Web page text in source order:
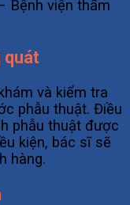
quát
và kiểm tra
phẫu thuật. Điều
phẫu thuật được
kiện, bác sĩ sẽ
hàng.